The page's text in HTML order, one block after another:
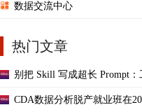
数据交流中心
热门文章
别把 Skill 写成超长 Prompt
CDA数据分析脱产就业班在